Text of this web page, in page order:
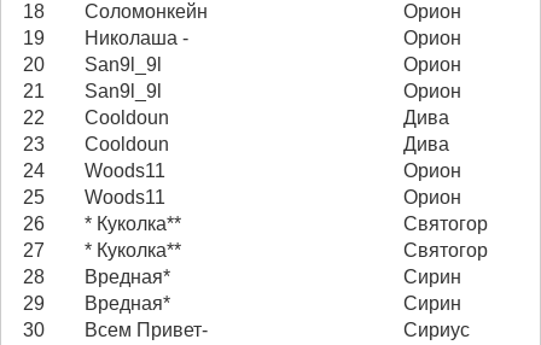
18
Соломонкейн
Орион
19
Николаша -
Орион
20
San9l_9l
Орион
21
San9l_9l
Орион
22
Cooldoun
Дива
23
Cooldoun
Дива
24
Woods11
Орион
25
Woods11
Орион
26
* Куколка**
Святогор
27
* Куколка**
Святогор
28
Вредная*
Сирин
29
Вредная*
Сирин
30
Всем Привет-
Сириус